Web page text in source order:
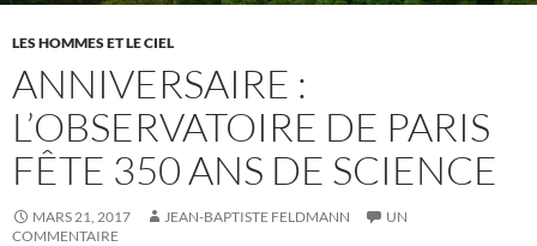
LES HOMMES ET LE CIEL
ANNIVERSAIRE :
L’OBSERVATOIRE DE PARIS
FÊTE 350 ANS DE SCIENCE
MARS 21, 2017 JEAN-BAPTISTE FELDMANN
UN
COMMENTAIRE